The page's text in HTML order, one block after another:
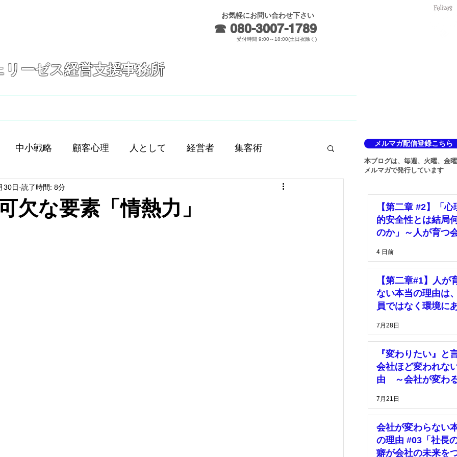
リーゼス経営支援事務所
お気軽にお問い合わせ下さい
☎ 080-3007-1789​
受付時間 9:00～18:00(土日祝除く)
中小戦略 顧客心理 人として 経営者 集客術
経営 人間
欠な要素「情熱力」
30日 読了時間: 8分
メルマガ配信登録こちら
本ブログは、毎週、火曜、金
メルマガで発行しています
【第二章 #2】「心
的安全性とは結局
のか」～人が育つ
きる環境」がある
4 日前
【第二章#1】人が
ない本当の理由は
員ではなく環境に
7月28日
『変わりたい』と
会社ほど変われな
由 ～会社が変わ
った時～
7月21日
会社が変わらない
の理由 #03「社長
癖が会社の未来を